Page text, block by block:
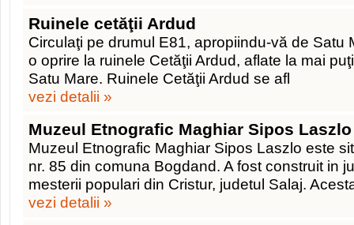
Ruinele cetăţii Ardud
Circulaţi pe drumul E81, apropiindu-vă de Satu
o oprire la ruinele Cetăţii Ardud, aflate la mai
Satu Mare. Ruinele Cetăţii Ardud se afl
vezi detalii »
Muzeul Etnografic Maghiar Sipos Laszlo
Muzeul Etnografic Maghiar Sipos Laszlo este
nr. 85 din comuna Bogdand. A fost construit in
mesterii populari din Cristur, judetul Salaj.
vezi detalii »